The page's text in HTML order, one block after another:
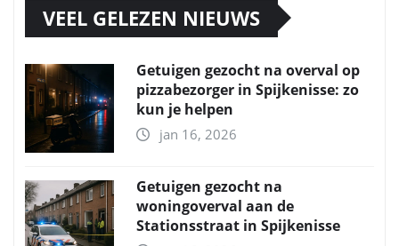
VEEL GELEZEN NIEUWS
Getuigen gezocht na overval op
pizzabezorger in Spijkenisse: zo
kun je helpen
jan 16, 2026
Getuigen gezocht na
woningoverval aan de
Stationsstraat in Spijkenisse